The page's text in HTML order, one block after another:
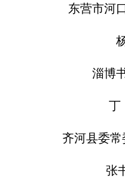
东营市河
淄博
丁
齐河县委
张